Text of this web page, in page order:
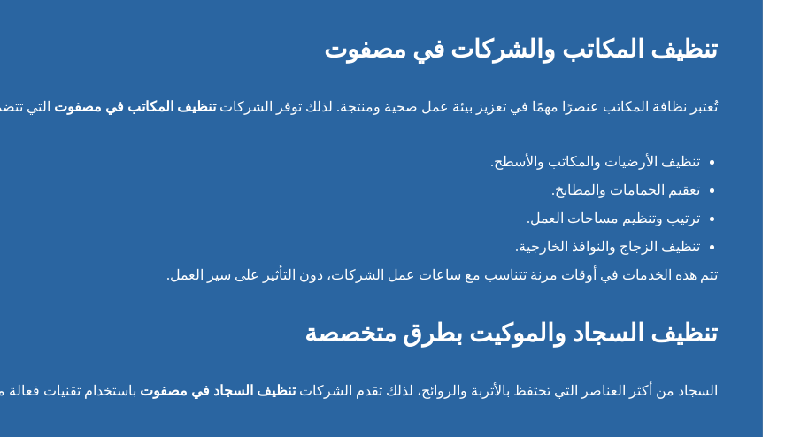
تنظيف المكاتب والشركات في مصفوت
تُعتبر نظافة المكاتب عنصرًا مهمًا في تعزيز بيئة عمل صحية ومنتجة. لذلك توفر الشركاتتنظيف المكاتب في مصفوت التي
تنظيف الأرضيات والمكاتب والأسطح.
تعقيم الحمامات والمطابخ.
ترتيب وتنظيم مساحات العمل.
تنظيف الزجاج والنوافذ الخارجية.
تتم هذه الخدمات في أوقات مرنة تتناسب مع ساعات عمل الشركات، دون التأثير على سير العمل.
تنظيف السجاد والموكيت بطرق متخصصة
السجاد من أكثر العناصر التي تحتفظ بالأتربة والروائح، لذلك تقدم الشركاتتنظيف السجاد في مصفوت باستخدام تقنيات فعالة